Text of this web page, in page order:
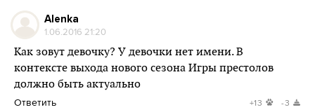
Alenka
1.06.2016 21:20
Как зовут девочку? У девочки нет имени. В
контексте выхода нового сезона Игры престолов
должно быть актуально
Ответить +13 -3